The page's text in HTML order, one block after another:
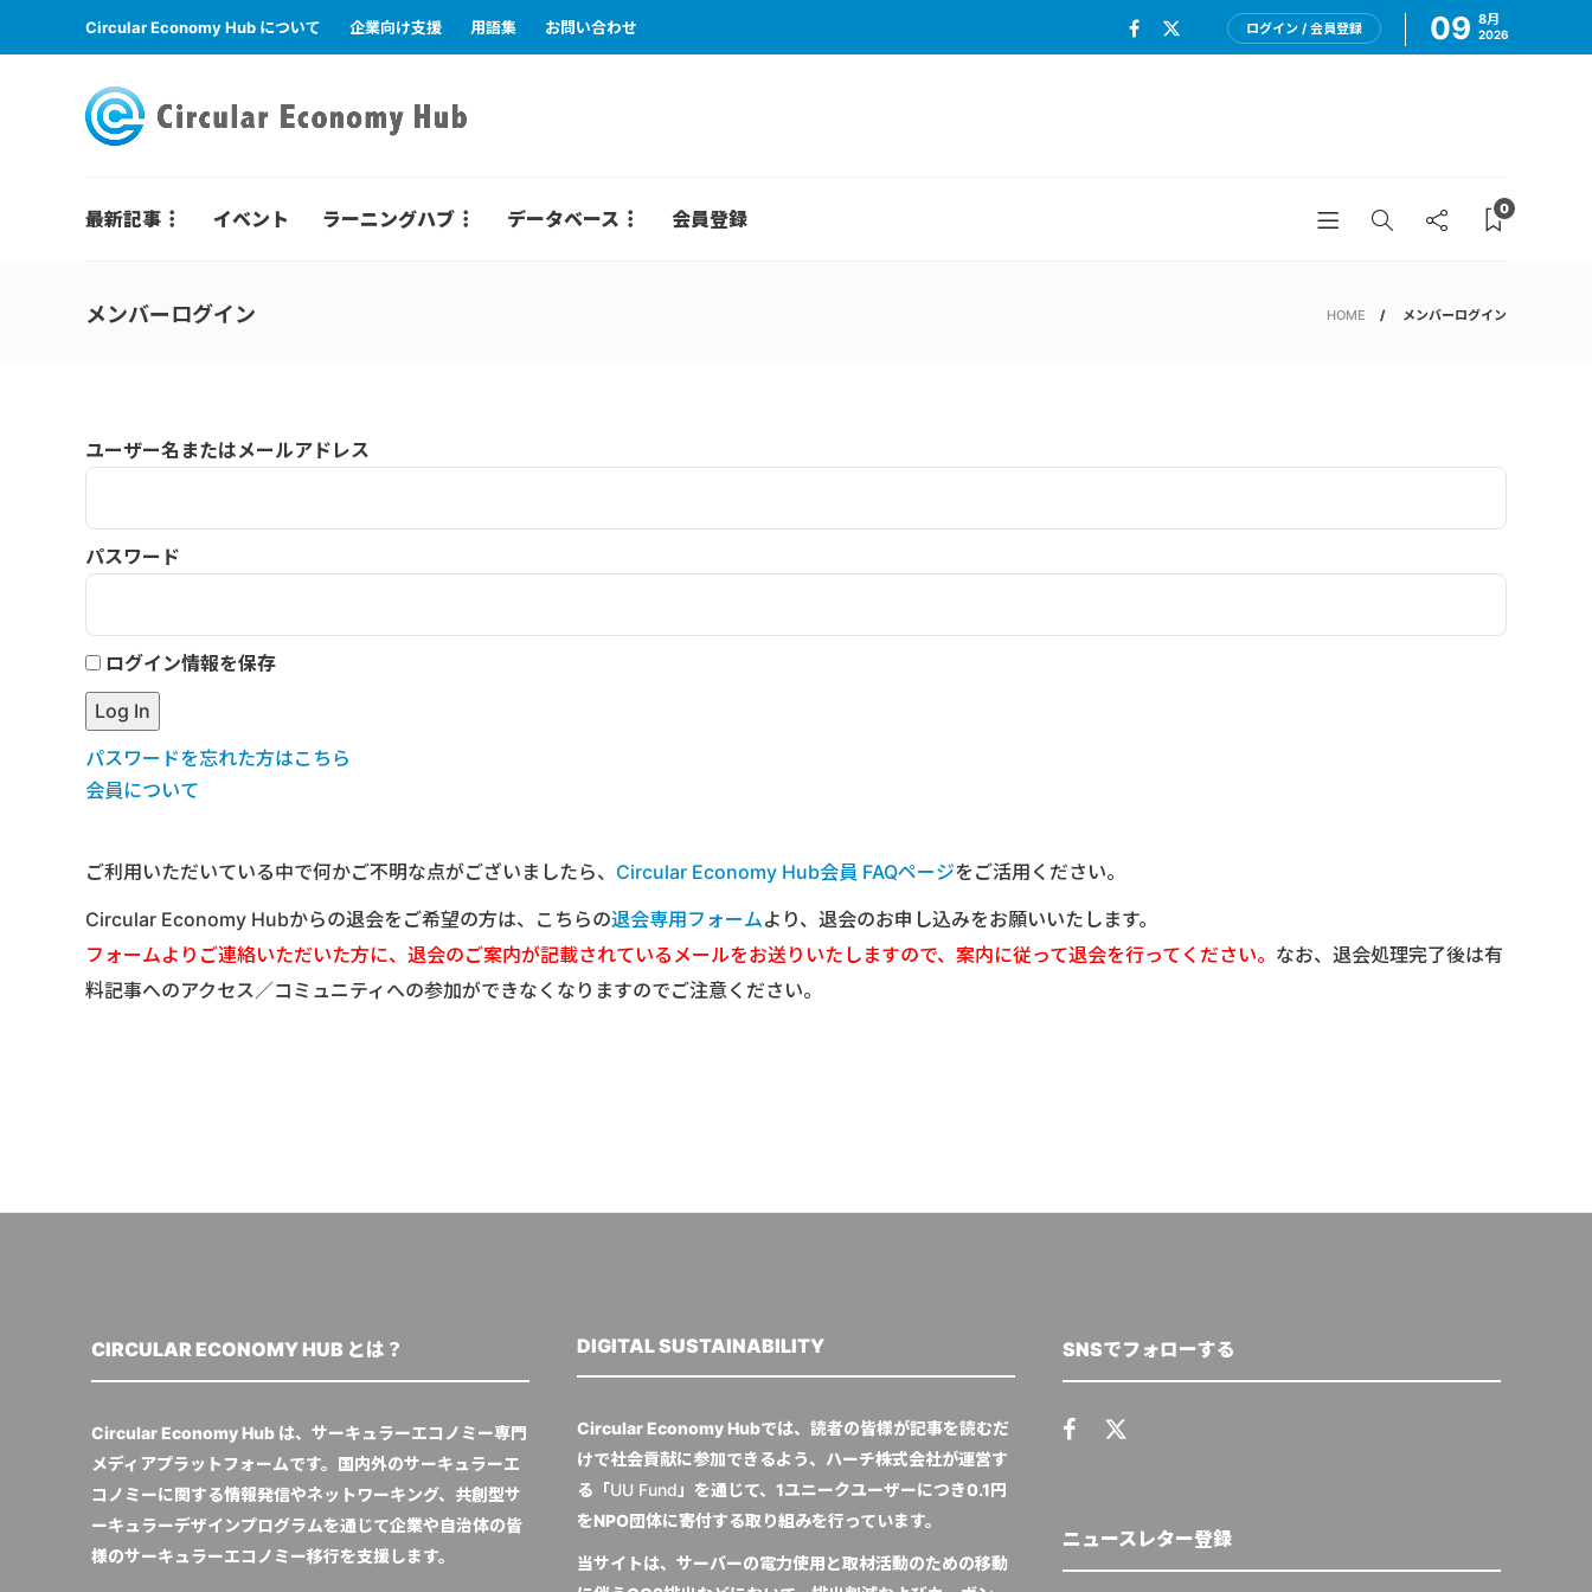
Circular Economy Hub について 企業向け支援 用語集 お問い合わせ ログイン / 会員登録 09 8月
2026
最新記事 イベント ラーニングハブ データベース 会員登録 0
メンバーログイン HOME メンバーログイン
ユーザー名またはメールアドレス
パスワード
ログイン情報を保存
パスワードを忘れた方はこちら
会員について
ご利用いただいている中で何かご不明な点がございましたら、 Circular Economy Hub会員 FAQページをご活用ください。
Circular Economy Hubからの退会をご希望の方は、こちらの退会専用フォームより、退会のお申し込みをお願いいたします。
フォームよりご連絡いただいた方に、退会のご案内が記載されているメールをお送りいたしますので、案内に従って退会を行ってください。 なお、退会処理完了後は有
料記事へのアクセス／コミュニティへの参加ができなくなりますのでご注意ください。
CIRCULAR ECONOMY HUB とは？
Circular Economy Hub は、サーキュラーエコノミー専門
メディアプラットフォームです。国内外のサーキュラーエ
コノミーに関する情報発信やネットワーキング、共創型サ
ーキュラーデザインプログラムを通じて企業や自治体の皆
様のサーキュラーエコノミー移行を支援します。
DIGITAL SUSTAINABILITY
Circular Economy Hubでは、読者の皆様が記事を読むだ
けで社会貢献に参加できるよう、ハーチ株式会社が運営す
る「UU Fund 」を通じて、1ユニークユーザーにつき0.1円
をNPO団体に寄付する取り組みを行っています。
当サイトは、サーバーの電力使用と取材活動のための移動
SNSでフォローする
ニュースレター登録